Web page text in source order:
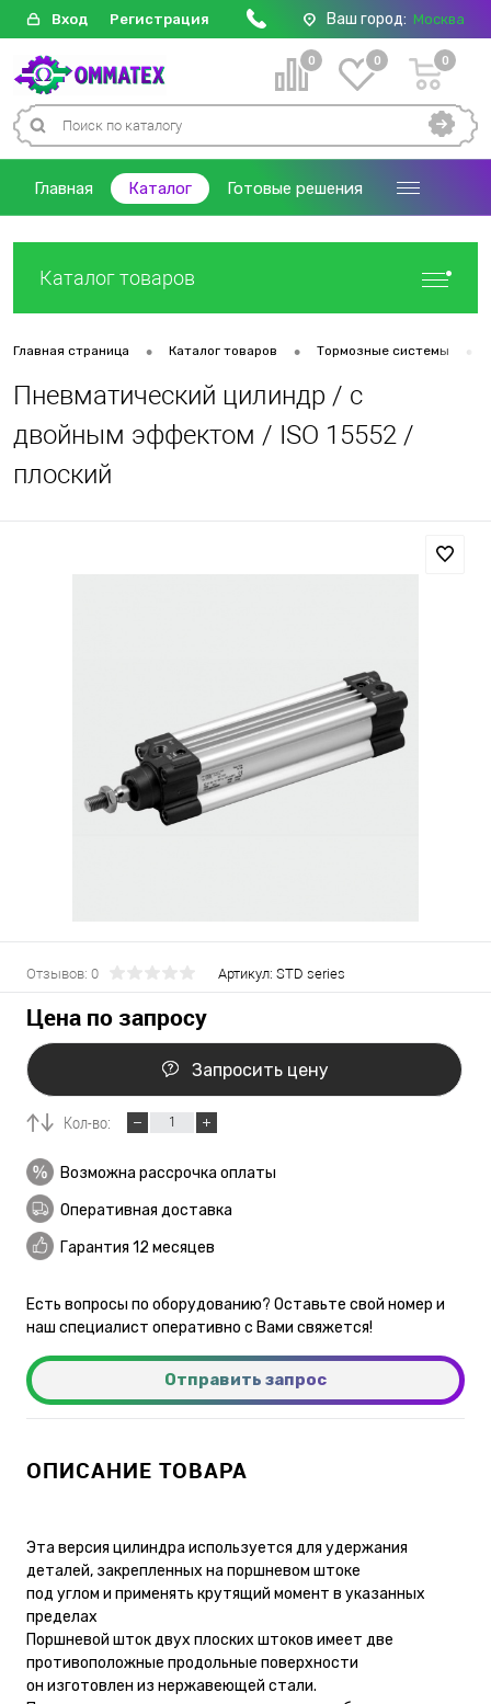
Вход Регистрация Ваш город: Москва
0 0 0
Главная Каталог Готовые решения
Каталог товаров
Главная страница • Каталог товаров • Тормозные системы •
Пневматический цилиндр / с
двойным эффектом / ISO 15552 /
плоский
Отзывов: 0 Артикул: STD series
Цена по запросу
Запросить цену
Кол-во:
Возможна рассрочка оплаты
Оперативная доставка
Гарантия 12 месяцев
Есть вопросы по оборудованию? Оставьте свой номер и
наш специалист оперативно с Вами свяжется!
Отправить запрос
ОПИСАНИЕ ТОВАРА
Эта версия цилиндра используется для удержания
деталей, закрепленных на поршневом штоке
под углом и применять крутящий момент в указанных
пределах
Поршневой шток двух плоских штоков имеет две
противоположные продольные поверхности
он изготовлен из нержавеющей стали.